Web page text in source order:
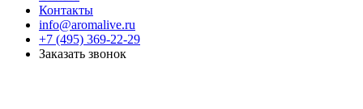
Контакты
info@aromalive.ru
+7 (495) 369-22-29
Заказать звонок